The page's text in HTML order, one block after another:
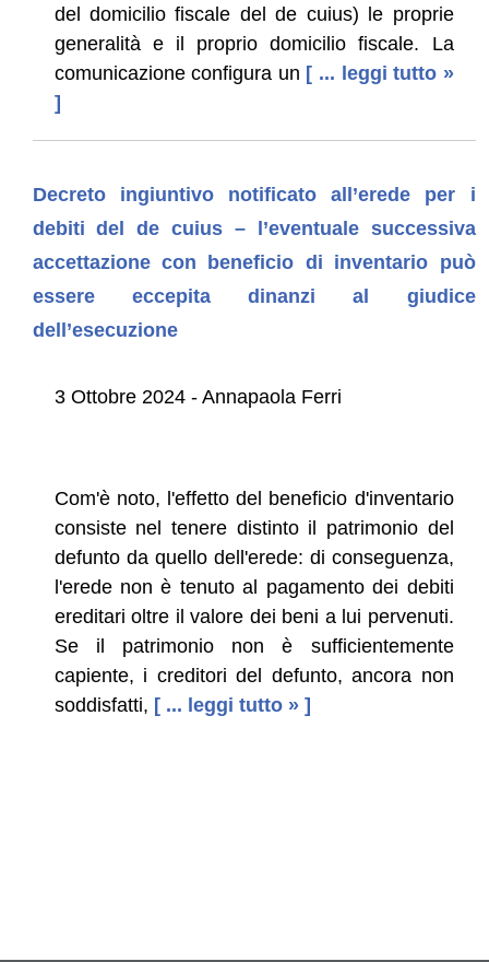
del domicilio fiscale del de cuius) le proprie
generalità e il proprio domicilio fiscale. La
comunicazione configura un [ ... leggi tutto »
]
Decreto ingiuntivo notificato all’erede per i
debiti del de cuius – l’eventuale successiva
accettazione con beneficio di inventario può
essere eccepita dinanzi al giudice
dell’esecuzione
3 Ottobre 2024 - Annapaola Ferri
Com'è noto, l'effetto del beneficio d'inventario
consiste nel tenere distinto il patrimonio del
defunto da quello dell'erede: di conseguenza,
l'erede non è tenuto al pagamento dei debiti
ereditari oltre il valore dei beni a lui pervenuti.
Se il patrimonio non è sufficientemente
capiente, i creditori del defunto, ancora non
soddisfatti, [ ... leggi tutto » ]